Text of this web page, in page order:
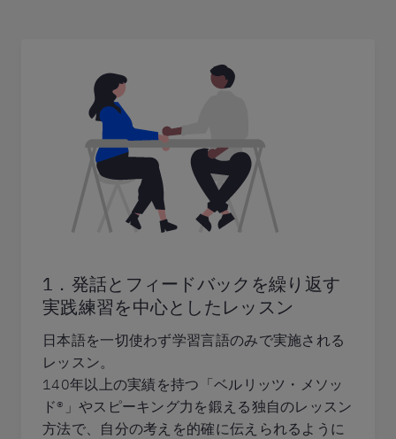
1．発話とフィードバックを繰り返す
実践練習を中心としたレッスン
日本語を一切使わず学習言語のみで実施される
レッスン。
140年以上の実績を持つ「ベルリッツ・メソッ
ド®」やスピーキング力を鍛える独自のレッスン
方法で、自分の考えを的確に伝えられるように